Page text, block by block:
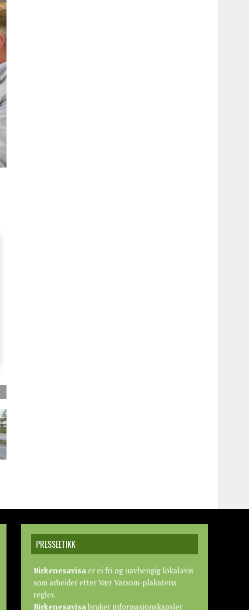
PRESSEETIKK
Birkenesavisa er ei fri og uavhengig lokalavis
som arbeider etterVær Varsom-plakatens
regler.
Birkenesavisabruker informasjonskapsler